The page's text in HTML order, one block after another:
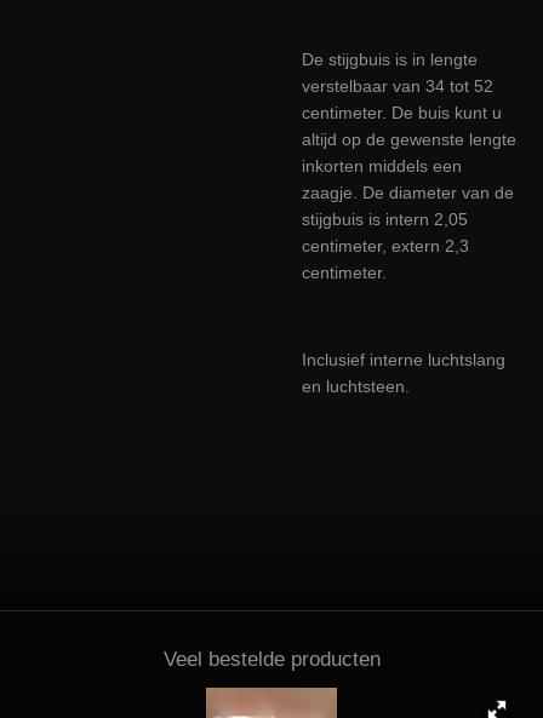
De stijgbuis is in lengte
verstelbaar van 34 tot 52
centimeter. De buis kunt u
altijd op de gewenste lengte
inkorten middels een
zaagje.
De diameter van de
stijgbuis is intern 2,05
centimeter, extern 2,3
centimeter.
Inclusief interne luchtslang
en luchtsteen.
Veel bestelde producten